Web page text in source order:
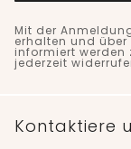
Mit der
erhalten und über
informiert werden
jederzeit
Kontaktiere